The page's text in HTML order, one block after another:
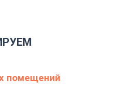
помещений